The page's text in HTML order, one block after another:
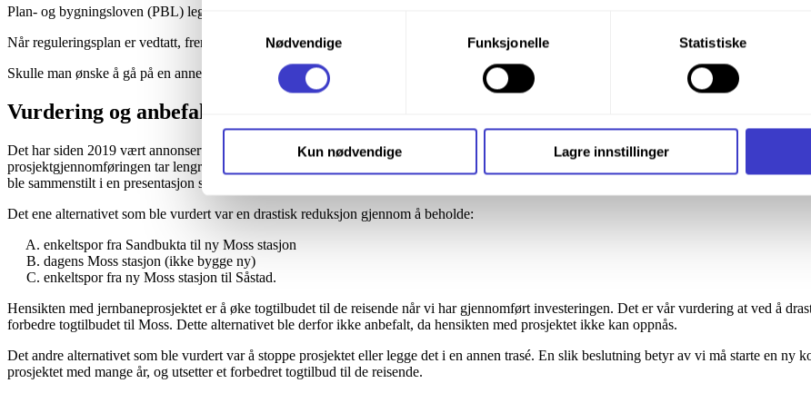
Ved å trykke «Godta alle» gir du din tillatelse til alle disse formålene. Du kan også velge
trykke på avmerkingsboksen under formålet, og deretter trykke «Lagre innstillingene».
Du kan lese mer om hvordan vi bruker informasjonskapsler og annen teknologi, og hvordan
personopplysninger på vår side
Informasjonskapsler (Cookies)
Samtykkevalg
Nødvendige
Funksjonelle Statistiske
Kun nødvendige Lagre innstillinger
Plan- og bygningsloven (PBL) legger føringer for hvordan prosessen med både kommunedelplan og reguleringsplan skal gjennomføres.
Når reguleringsplan er vedtatt, fremmes prosjektet av regjeringen til investeringsbeslutning i Stortinget.
Skulle man ønske å gå på en annen trasé så vil man altså måtte gå tilbake til ny KVU eller kommunedelplan. Dette er i så fall en beslutning
Vurdering og anbefaling knyttet til SMS-prosjektets rammer
Det har siden 2019 vært annonsert at det er behov for å øke rammene for Sandbukta – Moss – Såstad. Den nye informasjonen om
prosjektgjennomføringen tar lengre tid. Vi har vurdert alternativer i sammenheng med vår anbefaling om økte rammer. I hovedsak vurderte
ble sammenstilt i en presentasjon som ble gitt til politisk ledelse i Samferdselsdepartementet i januar 2021.
Det ene alternativet som ble vurdert var en drastisk reduksjon gjennom å beholde:
enkeltspor fra Sandbukta til ny Moss stasjon
dagens Moss stasjon (ikke bygge ny)
enkeltspor fra ny Moss stasjon til Såstad.
Hensikten med jernbaneprosjektet er å øke togtilbudet til de reisende når vi har gjennomført investeringen. Det er vår vurdering at ved å
forbedre togtilbudet til Moss. Dette alternativet ble derfor ikke anbefalt, da hensikten med prosjektet ikke kan oppnås.
Det andre alternativet som ble vurdert var å stoppe prosjektet eller legge det i en annen trasé. En slik beslutning betyr av vi må starte en ny
prosjektet med mange år, og utsetter et forbedret togtilbud til de reisende.